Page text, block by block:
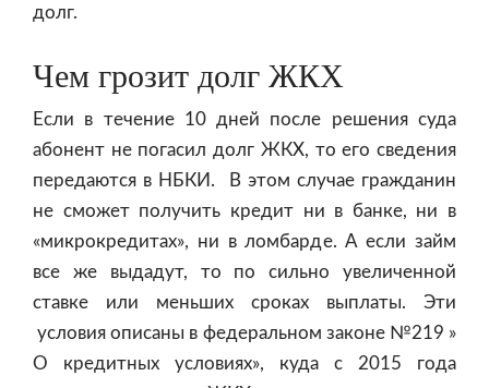
долг.
Чем грозит долг ЖКХ
Если в течение 10 дней после решения суда
абонент не погасил долг ЖКХ, то его сведения
передаются в НБКИ. В этом случае гражданин
не сможет получить кредит ни в банке, ни в
«микрокредитах», ни в ломбарде. А если займ
все же выдадут, то по сильно увеличенной
ставке или меньших сроках выплаты. Эти
условия описаны в федеральном законе №219 »
О кредитных условиях», куда с 2015 года